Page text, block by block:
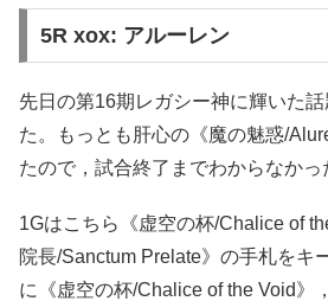
5R xox: アルーレン
先日の第16期レガシー神に輝いた
た。もっとも肝心の《魔の魅惑/
たので，試合終了までわからなかっ
1Gはこちら《虚空の杯/Chalice of
院長/Sanctum Prelate》の手札をキ
に《虚空の杯/Chalice of the Void》